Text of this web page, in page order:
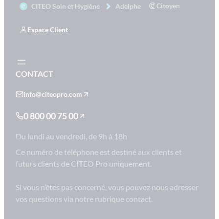
CITEO Soin et Hygiène
Adelphe Citoyen
Espace Client
CONTACT
info@citeopro.com
0 800 00 75 00
Du lundi au vendredi, de 9h à 18h
Ce numéro de téléphone est destiné aux clients et
futurs clients de CITEO Pro uniquement.
Si vous n’êtes pas concerné, vous pouvez nous adresser
vos questions via notre rubrique contact.